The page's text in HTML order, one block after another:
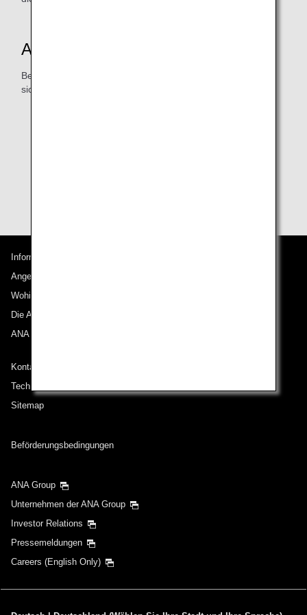
Anfragen zum ANA Mileage Club
Bei Fragen bezüglich der folgenden Themen wenden Sie
sich bitte an den
Informationen zu ANA
Angebote und Ankündigungen
Wohin wir reisen
Die ANA Experience
ANA Mileage Club
Kontakt zu ANA
Technische Hilfe (Barrierefreiheit)
Sitemap
Beförderungsbedingungen
ANA Group
Unternehmen der ANA Group
Investor Relations
Pressemeldungen
Careers (English Only)